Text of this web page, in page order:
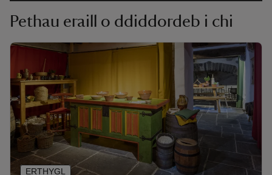
Pethau eraill o ddiddordeb i chi
ERTHYGL